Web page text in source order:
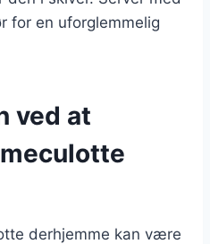
for en uforglemmelig
ved at
derhjemme kan være